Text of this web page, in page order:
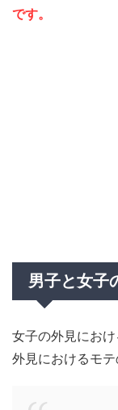
です。
男子と女子
女子の外見にお
外見におけるモテ